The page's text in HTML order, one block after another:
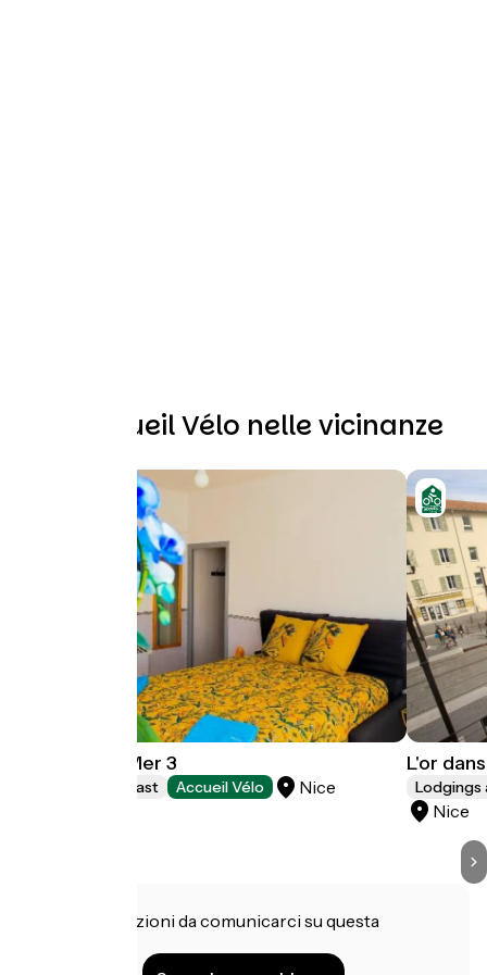
Altri Accueil Vélo nelle vicinanze
L'Or dans la Mer 3
Bed and breakfast Accueil Vélo Nice
L'or
Lodgings
Nice
Hai informazioni da comunicarci su questa